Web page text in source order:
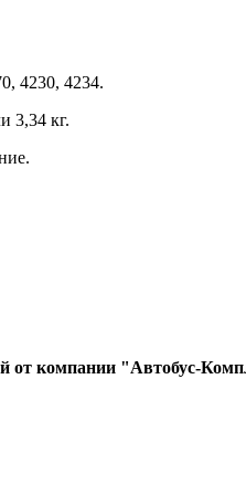
4230, 4234.
3,34 кг.
от компании "Автобус-